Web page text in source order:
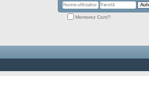
Memorez Cont?